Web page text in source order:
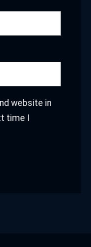
website in
time I